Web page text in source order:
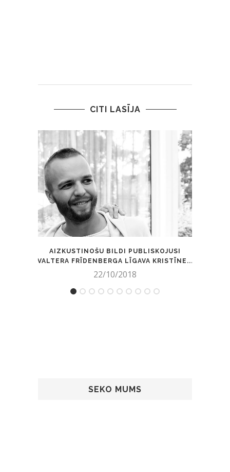
CITI LASĪJA
AIZKUSTINOŠU BILDI PUBLISKOJUSI
VALTERA FRĪDENBERGA LĪGAVA KRISTĪNE...
22/10/2018
SEKO MUMS